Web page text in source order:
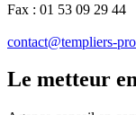
Fax : 01 53 09 29 44
contact@templiers-
Le metteur